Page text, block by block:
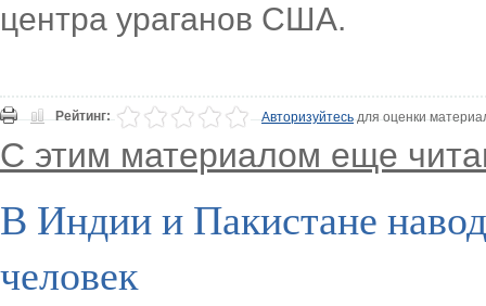
центра ураганов США.
Рейтинг: Авторизуйтесьдля оценки
С этим материалом еще
В Индии и Пакистане
человек